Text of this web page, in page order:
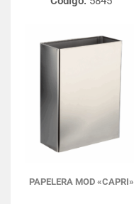
PAPELERA MOD «CAPRI»